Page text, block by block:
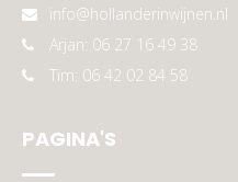
info@hollanderinwijnen.nl
Arjan: 06 27 16 49 38
Tim: 06 42 02 84 58
PAGINA'S